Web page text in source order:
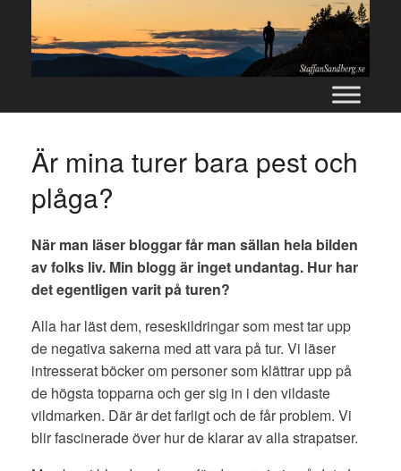
content
Är mina turer bara pest och
plåga?
När man läser bloggar får man sällan hela bilden
av folks liv. Min blogg är inget undantag. Hur har
det egentligen varit på turen?
Alla har läst dem, reseskildringar som mest tar upp
de negativa sakerna med att vara på tur. Vi läser
intresserat böcker om personer som klättrar upp på
de högsta topparna och ger sig in i den vildaste
vildmarken. Där är det farligt och de får problem. Vi
blir fascinerade över hur de klarar av alla strapatser.